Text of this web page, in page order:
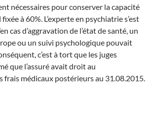
nécessaires pour conserver la capacité
à 60%. L’experte en psychiatrie s’est
cas d’aggravation de l’état de santé, un
ou un suivi psychologique pouvait
c’est à tort que les juges
que l’assuré avait droit au
frais médicaux postérieurs au 31.08.2015.